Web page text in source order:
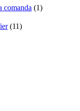
comanda (1)
(11)